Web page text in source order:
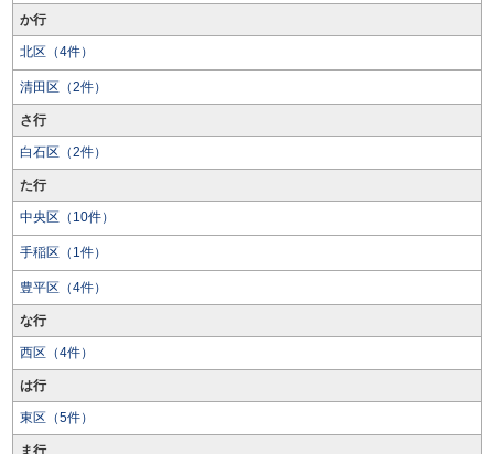
か行
北区（4件）
清田区（2件）
さ行
白石区（2件）
た行
中央区（10件）
手稲区（1件）
豊平区（4件）
な行
西区（4件）
は行
東区（5件）
ま行